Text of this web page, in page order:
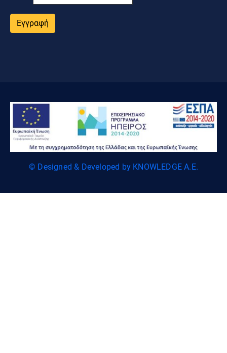
Εγγραφή
© Designed & Developed by KNOWLEDGE A.E.